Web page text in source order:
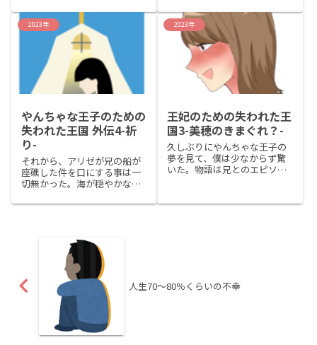
から色んな事が不安になって
きた。兄に話したら多少医学
の知識があるので腹部大動脈
瘤があると脳にも動脈瘤がで
きている可能性があると言わ
れ、また頸部に違和感もあっ
たこともあり脳神経外科でも
検査を受ける事にした。
た。個室もなく英語しかでき
ない従兄弟と同じ部屋に寝泊
まりしていて、言葉も通じな
いし従兄弟は僕が英語をでき
ないことを理解していなくて
「なんで人の言うことを聞い
ていないんだ！」みたいな理
不尽なことを言われて、なか
た。
2023年
やんちゃな王子のための
失われた王国 外伝4-祈
り-
それから、アリゼが兄の船が
座礁した件を口にする事は一
切無かった。海が穏やかな日
畑仕事に黙々と精を出し何事
読んで聞かせたり、散歩に連
れて行ったりしていつも通り
2023年
王妃のための失われた王
国3-美穂のきまぐれ？-
久しぶりにやんちゃな王子の
夢を見て、僕は少なからず驚
いた。物語は兄とのエピソー
しい。夢で見たストーリーの
人生70～80％くらいの不幸